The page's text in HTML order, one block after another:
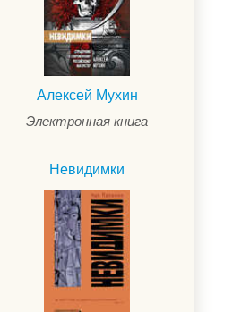
Алексей Мухин
Электронная книга
Невидимки